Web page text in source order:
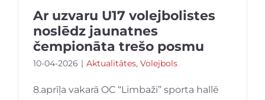
Ar uzvaru U17 volejbolistes
noslēdz jaunatnes
čempionāta trešo posmu
10-04-2026 | Aktualitātes, Volejbols
8.aprīļa vakarā OC “Limbaži” sporta hallē